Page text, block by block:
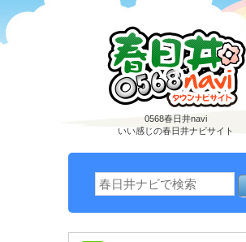
0568春日井navi
いい感じの春日井ナビサイト